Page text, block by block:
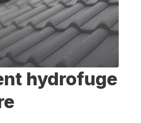
hydrofuge